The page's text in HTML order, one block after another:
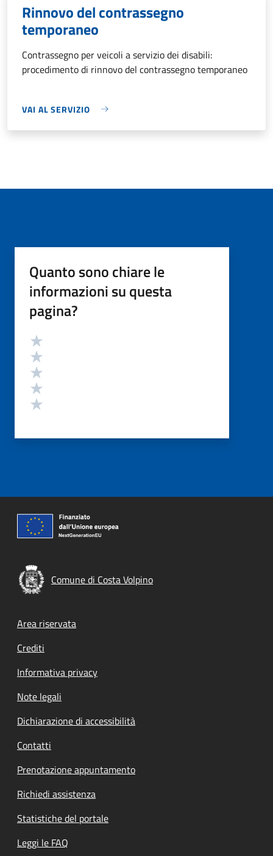
Rinnovo del contrassegno
temporaneo
Contrassegno per veicoli a servizio dei disabili:
procedimento di rinnovo del contrassegno temporaneo
VAI AL SERVIZIO
Quanto sono chiare le
informazioni su questa
pagina?
Valutazione
Comune di Costa Volpino
Footer menu
Area riservata
Crediti
Informativa privacy
Note legali
Dichiarazione di accessibilità
Contatti
Prenotazione appuntamento
Richiedi assistenza
Statistiche del portale
Leggi le FAQ